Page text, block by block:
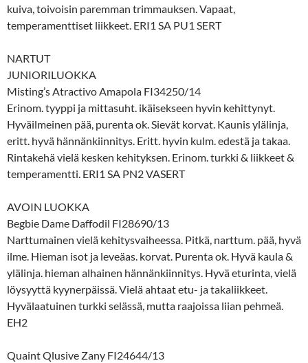
kuiva, toivoisin paremman trimmauksen. Vapaat,
temperamenttiset liikkeet. ERI1 SA PU1 SERT
NARTUT
JUNIORILUOKKA
Misting’s Atractivo Amapola FI34250/14
Erinom. tyyppi ja mittasuht. ikäisekseen hyvin kehittynyt.
Hyväilmeinen pää, purenta ok. Sievät korvat. Kaunis ylälinja,
eritt. hyvä hännänkiinnitys. Eritt. hyvin kulm. edestä ja takaa.
Rintakehä vielä kesken kehityksen. Erinom. turkki & liikkeet &
temperamentti. ERI1 SA PN2 VASERT
AVOIN LUOKKA
Begbie Dame Daffodil FI28690/13
Narttumainen vielä kehitysvaiheessa. Pitkä, narttum. pää, hyvä
ilme. Hieman isot ja leveäas. korvat. Purenta ok. Hyvä kaula &
ylälinja. hieman alhainen hännänkiinnitys. Hyvä eturinta, vielä
löysyyttä kyynerpäissä. Vielä ahtaat etu- ja takaliikkeet.
Hyvälaatuinen turkki selässä, mutta raajoissa liian pehmeä.
EH2
Quaint Qlusive Zany FI24644/13